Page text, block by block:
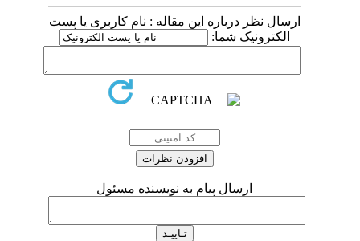
ارسال نظر درباره این مقاله : نام کاربری یا پست
الکترونیک شما:
ارسال پیام به نویسنده مسئول